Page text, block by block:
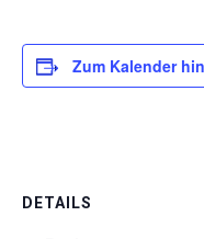
Zum Kalender
DETAILS